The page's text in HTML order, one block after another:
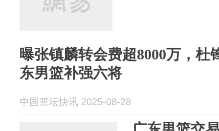
曝张镇麟转会费超8000万，杜
东男篮补强六将
中国篮坛快讯 2025-08-28